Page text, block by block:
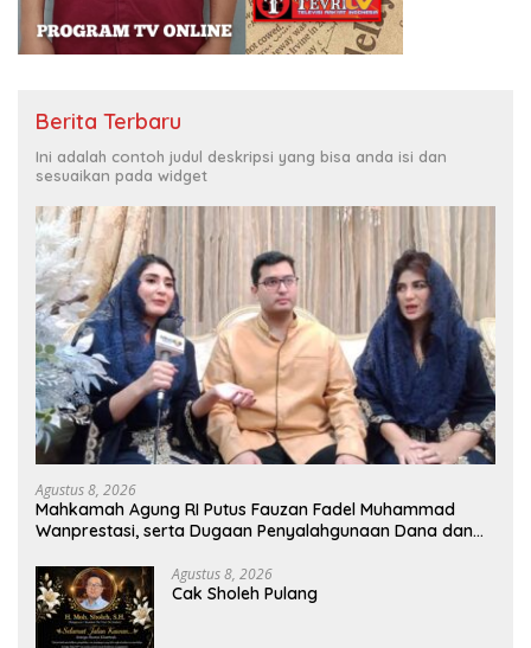
Berita Terbaru
Ini adalah contoh judul deskripsi yang bisa anda isi dan
sesuaikan pada widget
Agustus 8, 2026
Mahkamah Agung RI Putus Fauzan Fadel Muhammad
Wanprestasi, serta Dugaan Penyalahgunaan Dana dan
Agustus 8, 2026
Cak Sholeh Pulang